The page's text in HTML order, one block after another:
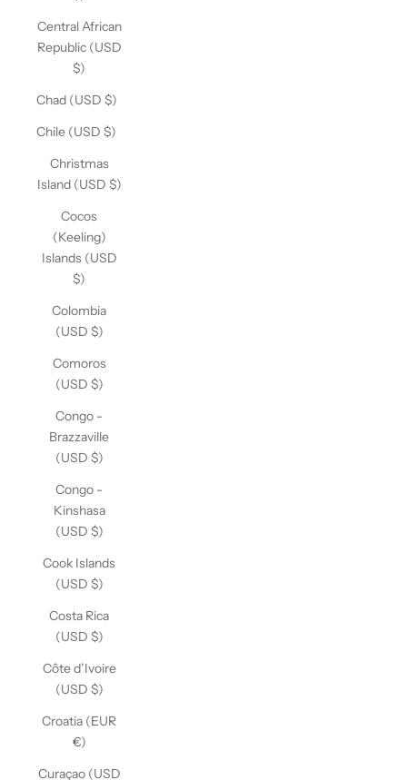
Central African
Republic (USD
$)
Chad (USD $)
Chile (USD $)
Christmas
Island (USD $)
Cocos
(Keeling)
Islands (USD
$)
Colombia
(USD $)
Comoros
(USD $)
Congo -
Brazzaville
(USD $)
Congo -
Kinshasa
(USD $)
Cook Islands
(USD $)
Costa Rica
(USD $)
Côte d’Ivoire
(USD $)
Croatia (EUR
€)
Curaçao (USD